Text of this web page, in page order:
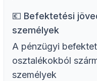
💶 Befektetési
személyek
A pénzügyi
osztalékokból
személyek